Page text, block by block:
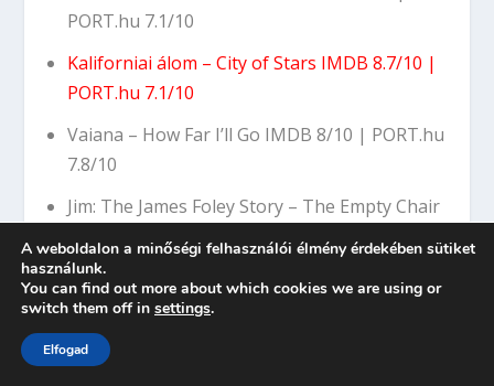
PORT.hu 7.1/10
Kaliforniai álom – City of Stars IMDB 8.7/10 |
PORT.hu 7.1/10
Vaiana – How Far I’ll Go IMDB 8/10 | PORT.hu
7.8/10
Jim: The James Foley Story – The Empty Chair
IMDB 8/10
Trollok – Can’t Stop the Feeling
IMDB 6.5/10
|PORT.hu 7.2/10
A weboldalon a minőségi felhasználói élmény érdekében sütiket
használunk.
You can find out more about which cookies we are using or
switch them off in settings.
Elfogad